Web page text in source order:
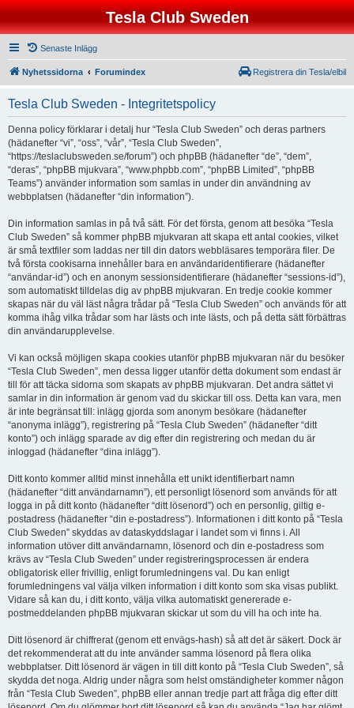
Tesla Club Sweden
Senaste Inlägg
Nyhetssidorna Forumindex Registrera din Tesla/elbil
Tesla Club Sweden - Integritetspolicy
Denna policy förklarar i detalj hur “Tesla Club Sweden” och deras partners
(hädanefter “vi”, “oss”, “vår”, “Tesla Club Sweden”,
“https://teslaclubsweden.se/forum”) och phpBB (hädanefter “de”, “dem”,
“deras”, “phpBB mjukvara”, “www.phpbb.com”, “phpBB Limited”, “phpBB
Teams”) använder information som samlas in under din användning av
webbplatsen (hädanefter “din information”).
Din information samlas in på två sätt. För det första, genom att besöka “Tesla
Club Sweden” så kommer phpBB mjukvaran att skapa ett antal cookies, vilket
är små textfiler som laddas ner till din dators webbläsares temporära filer. De
två första cookisarna innehåller bara en användaridentifierare (hädanefter
“användar-id”) och en anonym sessionsidentifierare (hädanefter “sessions-id”),
som automatiskt tilldelas dig av phpBB mjukvaran. En tredje cookie kommer
skapas när du väl läst några trådar på “Tesla Club Sweden” och används för att
komma ihåg vilka trådar som har lästs och inte lästs, och på detta sätt förbättras
din användarupplevelse.
Vi kan också möjligen skapa cookies utanför phpBB mjukvaran när du besöker
“Tesla Club Sweden”, men dessa ligger utanför detta dokument som endast är
till för att täcka sidorna som skapats av phpBB mjukvaran. Det andra sättet vi
samlar in din information är genom vad du skickar till oss. Detta kan vara, men
är inte begränsat till: inlägg gjorda som anonym besökare (hädanefter
“anonyma inlägg”), registrering på “Tesla Club Sweden” (hädanefter “ditt
konto”) och inlägg sparade av dig efter din registrering och medan du är
inloggad (hädanefter “dina inlägg”).
Ditt konto kommer alltid minst innehålla ett unikt identifierbart namn
(hädanefter “ditt användarnamn”), ett personligt lösenord som används för att
logga in på ditt konto (hädanefter “ditt lösenord”) och en personlig, giltig e-
postadress (hädanefter “din e-postadress”). Informationen i ditt konto på “Tesla
Club Sweden” skyddas av dataskyddslagar i landet som vi finns i. All
information utöver ditt användarnamn, lösenord och din e-postadress som
krävs av “Tesla Club Sweden” under registreringsprocessen är endera
obligatorisk eller frivillig, enligt forumledningens val. Du kan enligt
forumledningens val välja vilken information i ditt konto som ska visas publikt.
Vidare så kan du, i ditt konto, välja vilka automatiskt genererade e-
postmeddelanden phpBB mjukvaran skickar ut som du vill ha och inte ha.
Ditt lösenord är chiffrerat (genom ett envägs-hash) så att det är säkert. Dock är
det rekommenderat att du inte använder samma lösenord på flera olika
webbplatser. Ditt lösenord är vägen in till ditt konto på “Tesla Club Sweden”, så
skydda det noga. Aldrig under några som helst omständigheter kommer någon
från “Tesla Club Sweden”, phpBB eller annan tredje part att fråga dig efter ditt